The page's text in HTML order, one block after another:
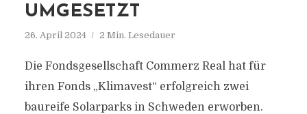
UMGESETZT
26. April 2024 2 Min. Lesedauer
Die Fondsgesellschaft Commerz Real hat für
ihren Fonds „Klimavest“ erfolgreich zwei
baureife Solarparks in Schweden erworben.